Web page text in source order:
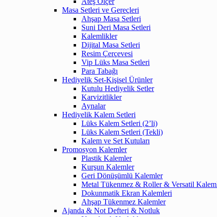
Masa Setleri ve Gereçleri
Ahşap Masa Setleri
Suni Deri Masa Setleri
Kalemlikler
Dijital Masa Setleri
Resim Çerçevesi
Vip Lüks Masa Setleri
Para Tabağı
Hediyelik Set-Kişisel Ürünler
Kutulu Hediyelik Setler
Karvizitlikler
Aynalar
Hediyelik Kalem Setleri
Lüks Kalem Setleri (2’li)
Lüks Kalem Setleri (Tekli)
Kalem ve Set Kutuları
Promosyon Kalemler
Plastik Kalemler
Kurşun Kalemler
Geri Dönüşümlü Kalemler
Metal Tükenmez & Roller & Versatil
Dokunmatik Ekran Kalemleri
Ahşap Tükenmez Kalemler
Ajanda & Not Defteri & Notluk